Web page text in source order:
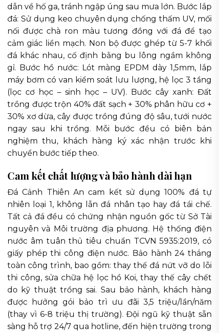
dẫn về hố ga, tránh ngập úng sau mưa lớn. Bước lắp
đá: Sử dụng keo chuyên dụng chống thấm UV, mối
nối được chà ron màu tương đồng với đá để tạo
cảm giác liền mạch. Non bộ được ghép từ 5-7 khối
đá khác nhau, cố định bằng bu lông ngầm không
gỉ. Bước hồ nước: Lót màng EPDM dày 1,5mm, lắp
máy bơm có van kiểm soát lưu lượng, hệ lọc 3 tầng
(lọc cơ học – sinh học – UV). Bước cây xanh: Đất
trồng được trộn 40% đất sạch + 30% phân hữu cơ +
30% xơ dừa, cây được trồng đúng độ sâu, tưới nước
ngay sau khi trồng. Mỗi bước đều có biên bản
nghiệm thu, khách hàng ký xác nhận trước khi
chuyển bước tiếp theo.
Cam kết chất lượng và bảo hành dài hạn
Đá Cảnh Thiên An cam kết sử dụng 100% đá tự
nhiên loại 1, không lẫn đá nhân tạo hay đá tái chế.
Tất cả đá đều có chứng nhận nguồn gốc từ Sở Tài
nguyên và Môi trường địa phương. Hệ thống điện
nước âm tuân thủ tiêu chuẩn TCVN 5935:2019, có
giấy phép thi công điện nước. Bảo hành 24 tháng
toàn công trình, bao gồm: thay thế đá nứt vỡ do lỗi
thi công, sửa chữa hệ lọc hồ Koi, thay thế cây chết
do kỹ thuật trồng sai. Sau bảo hành, khách hàng
được hưởng gói bảo trì ưu đãi 3,5 triệu/lần/năm
(thay vì 6-8 triệu thị trường). Đội ngũ kỹ thuật sẵn
sàng hỗ trợ 24/7 qua hotline, đến hiện trường trong